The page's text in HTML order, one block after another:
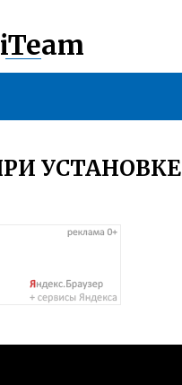
УСТАНОВКЕ